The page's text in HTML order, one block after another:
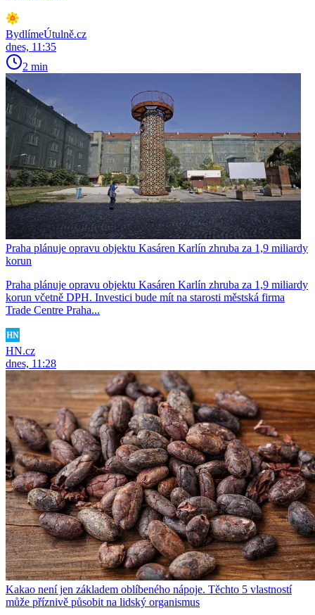
BydlímeÚtulně.cz
dnes, 11:35
2 min
Praha plánuje opravu objektu Kasáren Karlín zhruba za 1,9 miliardy
korun
Praha plánuje opravu objektu Kasáren Karlín zhruba za 1,9 miliardy
korun včetně DPH. Investici bude mít na starosti městská firma
Trade Centre Praha...
HN.cz
dnes, 11:28
Kakao není jen základem oblíbeného nápoje. Těchto 5 vlastností
může příznivě působit na lidský organismus